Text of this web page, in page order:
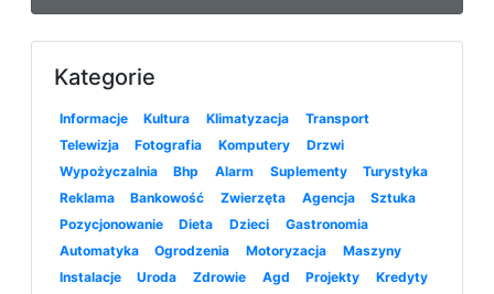
Kategorie
Informacje Kultura Klimatyzacja
Transport
Telewizja
Fotografia Komputery
Drzwi
Wypożyczalnia
Bhp Alarm Suplementy
Turystyka
Reklama
Bankowość Zwierzęta Agencja
Sztuka
Pozycjonowanie
Dieta Dzieci
Gastronomia
Automatyka
Ogrodzenia Motoryzacja
Maszyny
Instalacje
Uroda Zdrowie Agd Projekty
Kredyty